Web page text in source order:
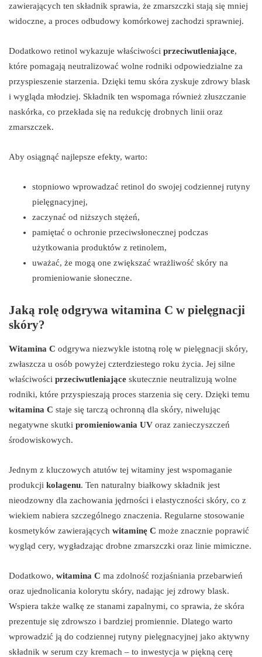
zawierających ten składnik sprawia, że zmarszczki stają się mniej
widoczne, a proces odbudowy komórkowej zachodzi sprawniej.
Dodatkowo retinol wykazuje właściwości przeciwutleniające,
które pomagają neutralizować wolne rodniki odpowiedzialne za
przyspieszenie starzenia. Dzięki temu skóra zyskuje zdrowy blask
i wygląda młodziej. Składnik ten wspomaga również złuszczanie
naskórka, co przekłada się na redukcję drobnych linii oraz
zmarszczek.
Aby osiągnąć najlepsze efekty, warto:
stopniowo wprowadzać retinol do swojej codziennej rutyny
pielęgnacyjnej,
zaczynać od niższych stężeń,
pamiętać o ochronie przeciwsłonecznej podczas
użytkowania produktów z retinolem,
uważać, że mogą one zwiększać wrażliwość skóry na
promieniowanie słoneczne.
Jaką rolę odgrywa witamina C w pielęgnacji
skóry?
Witamina C odgrywa niezwykle istotną rolę w pielęgnacji skóry,
zwłaszcza u osób powyżej czterdziestego roku życia. Jej silne
właściwości przeciwutleniające skutecznie neutralizują wolne
rodniki, które przyspieszają proces starzenia się cery. Dzięki temu
witamina C staje się tarczą ochronną dla skóry, niwelując
negatywne skutki promieniowania UV oraz zanieczyszczeń
środowiskowych.
Jednym z kluczowych atutów tej witaminy jest wspomaganie
produkcji kolagenu. Ten naturalny białkowy składnik jest
nieodzowny dla zachowania jędrności i elastyczności skóry, co z
wiekiem nabiera szczególnego znaczenia. Regularne stosowanie
kosmetyków zawierających witaminę C może znacznie poprawić
wygląd cery, wygładzając drobne zmarszczki oraz linie mimiczne.
Dodatkowo, witamina C ma zdolność rozjaśniania przebarwień
oraz ujednolicania kolorytu skóry, nadając jej zdrowy blask.
Wspiera także walkę ze stanami zapalnymi, co sprawia, że skóra
prezentuje się zdrowszo i bardziej promiennie. Dlatego warto
wprowadzić ją do codziennej rutyny pielęgnacyjnej jako aktywny
składnik w serum czy kremach – to inwestycja w piękną cerę